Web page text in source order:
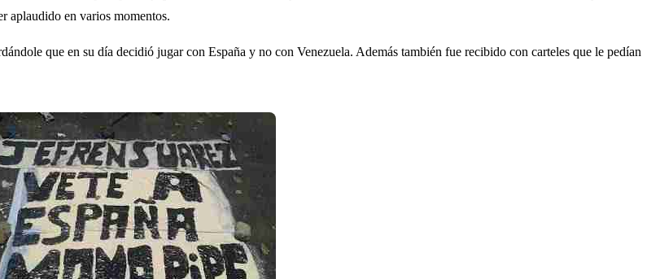
aplaudido en varios momentos.
que en su día decidió jugar con España y no con Venezuela. Además también fue recibido con carteles que le pedían